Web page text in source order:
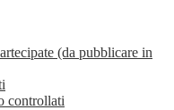
(da pubblicare in
controllati